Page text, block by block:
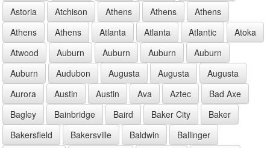
Astoria
Atchison Athens Athens
Athens
Athens
Athens Atlanta Atlanta Atlantic
Atoka
Atwood
Auburn Auburn Auburn
Auburn
Auburn
Audubon Augusta Augusta
Augusta
Aurora
Austin Austin Ava Aztec
Bad Axe
Bagley
Bainbridge Baird Baker City
Baker
Bakersfield
Bakersville Baldwin
Ballinger